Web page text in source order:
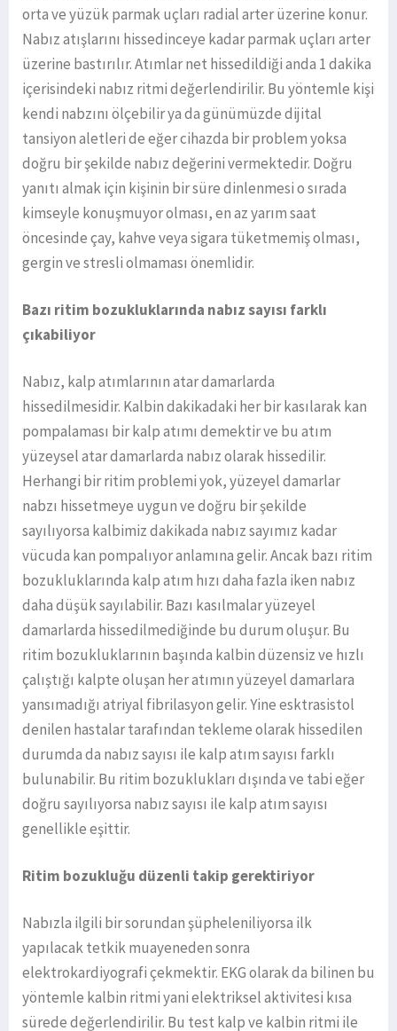
orta ve yüzük parmak uçları radial arter üzerine konur.
Nabız atışlarını hissedinceye kadar parmak uçları arter
üzerine bastırılır. Atımlar net hissedildiği anda 1 dakika
içerisindeki nabız ritmi değerlendirilir. Bu yöntemle kişi
kendi nabzını ölçebilir ya da günümüzde dijital
tansiyon aletleri de eğer cihazda bir problem yoksa
doğru bir şekilde nabız değerini vermektedir. Doğru
yanıtı almak için kişinin bir süre dinlenmesi o sırada
kimseyle konuşmuyor olması, en az yarım saat
öncesinde çay, kahve veya sigara tüketmemiş olması,
gergin ve stresli olmaması önemlidir.
Bazı ritim bozukluklarında nabız sayısı farklı
çıkabiliyor
Nabız, kalp atımlarının atar damarlarda
hissedilmesidir. Kalbin dakikadaki her bir kasılarak kan
pompalaması bir kalp atımı demektir ve bu atım
yüzeysel atar damarlarda nabız olarak hissedilir.
Herhangi bir ritim problemi yok, yüzeyel damarlar
nabzı hissetmeye uygun ve doğru bir şekilde
sayılıyorsa kalbimiz dakikada nabız sayımız kadar
vücuda kan pompalıyor anlamına gelir. Ancak bazı ritim
bozukluklarında kalp atım hızı daha fazla iken nabız
daha düşük sayılabilir. Bazı kasılmalar yüzeyel
damarlarda hissedilmediğinde bu durum oluşur. Bu
ritim bozukluklarının başında kalbin düzensiz ve hızlı
çalıştığı kalpte oluşan her atımın yüzeyel damarlara
yansımadığı atriyal fibrilasyon gelir. Yine esktrasistol
denilen hastalar tarafından tekleme olarak hissedilen
durumda da nabız sayısı ile kalp atım sayısı farklı
bulunabilir. Bu ritim bozuklukları dışında ve tabi eğer
doğru sayılıyorsa nabız sayısı ile kalp atım sayısı
genellikle eşittir.
Ritim bozukluğu düzenli takip gerektiriyor
Nabızla ilgili bir sorundan şüpheleniliyorsa ilk
yapılacak tetkik muayeneden sonra
elektrokardiyografi çekmektir. EKG olarak da bilinen bu
yöntemle kalbin ritmi yani elektriksel aktivitesi kısa
sürede değerlendirilir. Bu test kalp ve kalbin ritmi ile